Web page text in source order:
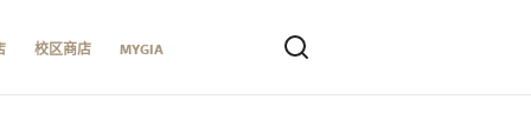
校区商店 MYGIA